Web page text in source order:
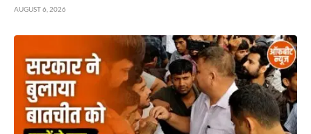
AUGUST 6, 2026